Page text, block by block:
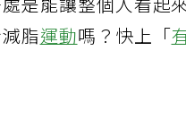
是能讓整個人看起
脂運動嗎？快上「